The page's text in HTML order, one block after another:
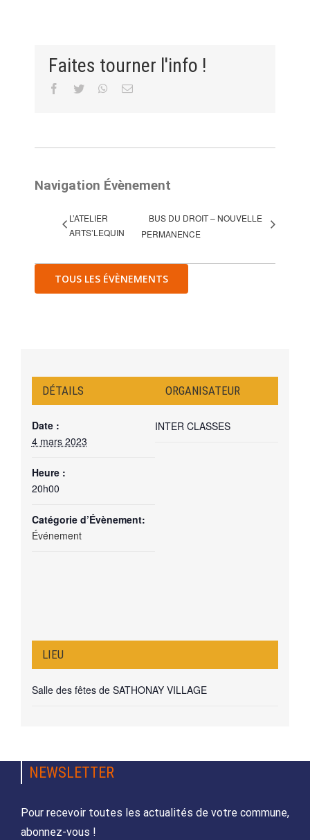
Faites tourner l'info !
Facebook
Twitter WhatsApp
Email
Navigation Évènement
L’ATELIER
ARTS’LEQUIN
BUS DU DROIT – NOUVELLE
PERMANENCE
TOUS LES ÉVÈNEMENTS
DÉTAILS
Date :
4 mars 2023
Heure :
20h00
Catégorie d’Évènement:
Événement
ORGANISATEUR
INTER CLASSES
LIEU
Salle des fêtes de SATHONAY VILLAGE
NEWSLETTER
Pour recevoir toutes les actualités de votre commune,
abonnez-vous !